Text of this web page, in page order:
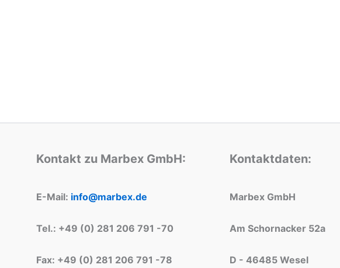
Kontakt zu Marbex GmbH:
E-Mail: info@marbex.de
Tel.: +49 (0) 281 206 791 -70
Fax: +49 (0) 281 206 791 -78
Kontaktdaten:
Marbex GmbH
Am Schornacker 52a
D - 46485 Wesel